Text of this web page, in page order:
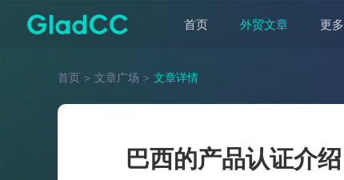
首页 外贸文章 更多
首页 ＞ 文章广场 ＞ 文章详情
巴西的产品认证介绍